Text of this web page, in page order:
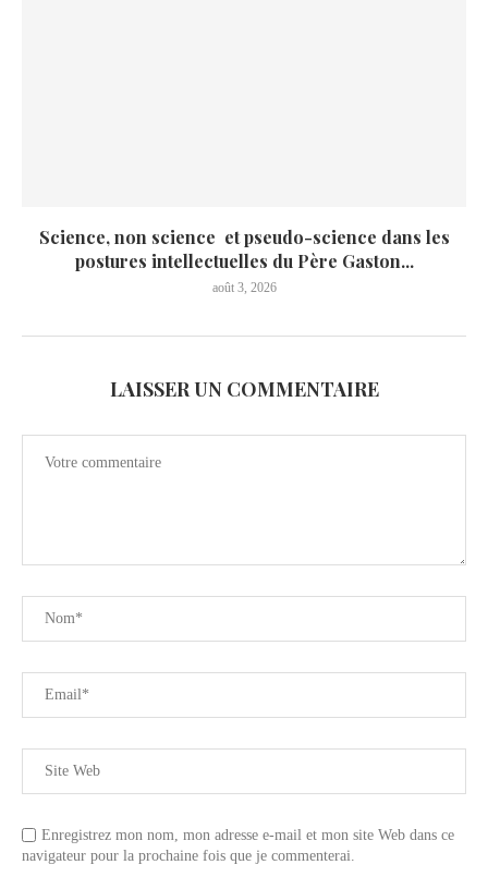
Science, non science et pseudo-science dans les
postures intellectuelles du Père Gaston...
août 3, 2026
LAISSER UN COMMENTAIRE
Enregistrez mon nom, mon adresse e-mail et mon site Web dans ce
navigateur pour la prochaine fois que je commenterai.